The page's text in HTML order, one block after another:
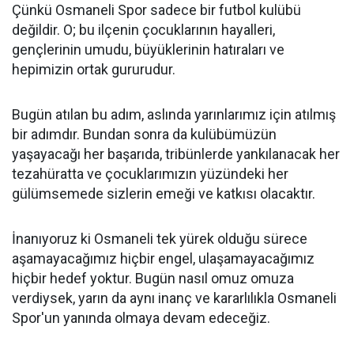
Çünkü Osmaneli Spor sadece bir futbol kulübü
değildir. O; bu ilçenin çocuklarının hayalleri,
gençlerinin umudu, büyüklerinin hatıraları ve
hepimizin ortak gururudur.
Bugün atılan bu adım, aslında yarınlarımız için atılmış
bir adımdır. Bundan sonra da kulübümüzün
yaşayacağı her başarıda, tribünlerde yankılanacak her
tezahüratta ve çocuklarımızın yüzündeki her
gülümsemede sizlerin emeği ve katkısı olacaktır.
İnanıyoruz ki Osmaneli tek yürek olduğu sürece
aşamayacağımız hiçbir engel, ulaşamayacağımız
hiçbir hedef yoktur. Bugün nasıl omuz omuza
verdiysek, yarın da aynı inanç ve kararlılıkla Osmaneli
Spor'un yanında olmaya devam edeceğiz.